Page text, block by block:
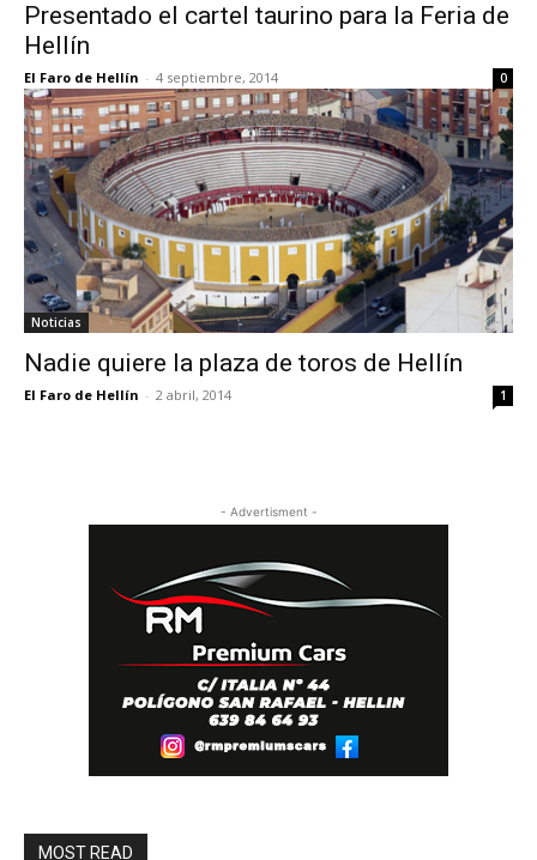
Presentado el cartel taurino para la Feria de
Hellín
El Faro de Hellín - 4 septiembre, 2014 0
Noticias
Nadie quiere la plaza de toros de Hellín
El Faro de Hellín - 2 abril, 2014 1
- Advertisment -
MOST READ